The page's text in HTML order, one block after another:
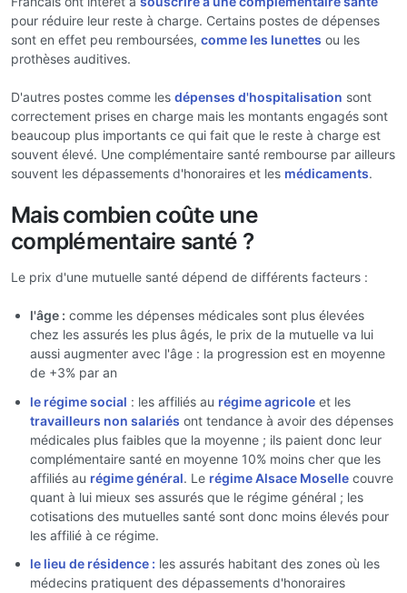
pour réduire leur reste à charge. Certains postes de dépenses
sont en effet peu remboursées, comme les lunettes ou les
prothèses auditives.
D'autres postes comme les dépenses d'hospitalisation sont
correctement prises en charge mais les montants engagés sont
beaucoup plus importants ce qui fait que le reste à charge est
souvent élevé. Une complémentaire santé rembourse par ailleurs
souvent les dépassements d'honoraires et les médicaments.
Mais combien coûte une
complémentaire santé ?
Le prix d'une mutuelle santé dépend de différents facteurs :
l'âge : comme les dépenses médicales sont plus élevées
chez les assurés les plus âgés, le prix de la mutuelle va lui
aussi augmenter avec l'âge : la progression est en moyenne
de +3% par an
le régime social : les affiliés au régime agricole et les
travailleurs non salariés ont tendance à avoir des dépenses
médicales plus faibles que la moyenne ; ils paient donc leur
complémentaire santé en moyenne 10% moins cher que les
affiliés au régime général. Le régime Alsace Moselle couvre
quant à lui mieux ses assurés que le régime général ; les
cotisations des mutuelles santé sont donc moins élevés pour
les affilié à ce régime.
le lieu de résidence : les assurés habitant des zones où les
médecins pratiquent des dépassements d'honoraires